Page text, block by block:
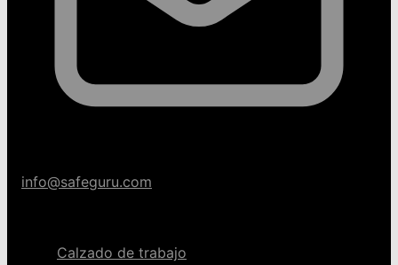
info@safeguru.com
Calzado de trabajo